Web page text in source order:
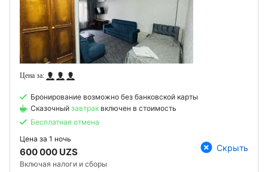
Бронирование возможно без банковской карты
Сказочный завтрак включен в стоимость
Бесплатная отмена
Цена за 1 ночь
600 000 UZS
Включая налоги и сборы
Скрыть